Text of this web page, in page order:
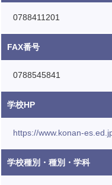
0788411201
FAX番号
0788545841
学校HP
https://www.konan-
学校種別・種別・学科